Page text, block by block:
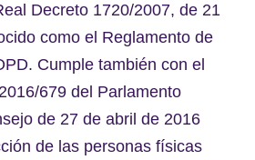
Decreto 1720/2007, de 21
como el Reglamento de
Cumple también con el
679 del Parlamento
de 27 de abril de 2016
de las personas físicas